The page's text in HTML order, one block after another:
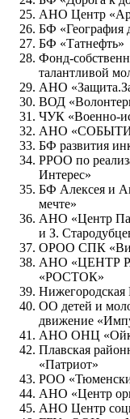
АНО Центр
БФ «География
БФ «Татнефть»
Фонд-
талантливой
АНО
ВОД
ЧУК «Военно-
АНО
БФ развития
РРОО по
Интерес»
БФ Алексея и
мечте»
АНО «Центр
и З.
ОРОО СПК
АНО «ЦЕНТР
«РОСТОК»
ОО детей и
движение
АНО ОНЦ
Плавская
«Патриот»
РОО
АНО «Центр
АНО Центр